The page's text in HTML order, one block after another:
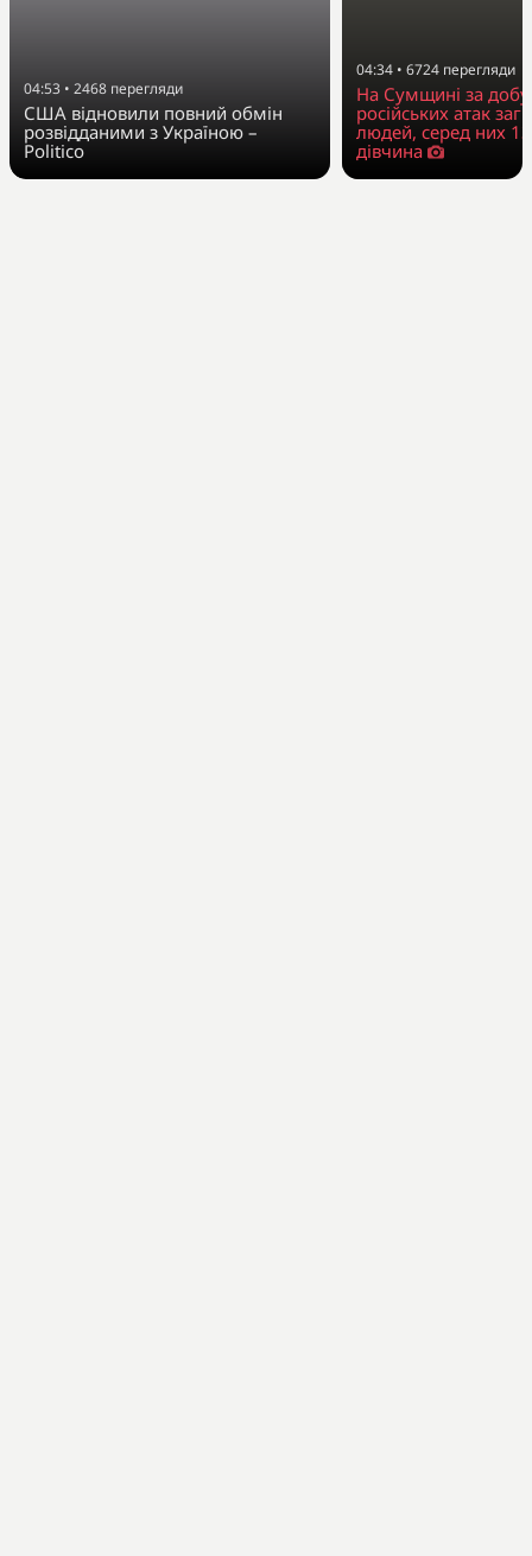
04:53 • 2468 перегляди
США відновили повний обмін
розвідданими з Україною –
Politico
04:34 • 6724 перегляди
На Сумщині за добу
російських атак
людей, серед них
дівчина